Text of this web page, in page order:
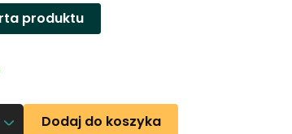
produktu
Dodaj do koszyka